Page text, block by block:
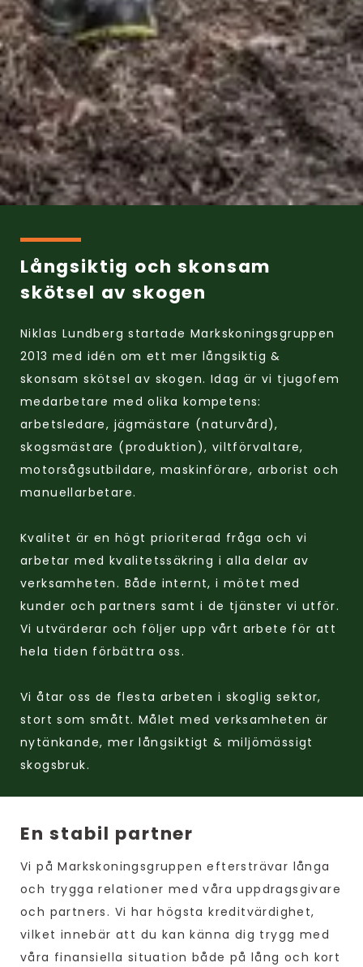
Långsiktig och skonsam
skötsel av skogen
Niklas Lundberg startade Markskoningsgruppen
2013 med idén om ett mer långsiktig &
skonsam skötsel av skogen. Idag är vi tjugofem
medarbetare med olika kompetens:
arbetsledare, jägmästare (naturvård),
skogsmästare (produktion), viltförvaltare,
motorsågsutbildare, maskinförare, arborist och
manuellarbetare.
Kvalitet är en högt prioriterad fråga och vi
arbetar med kvalitetssäkring i alla delar av
verksamheten. Både internt, i mötet med
kunder och partners samt i de tjänster vi utför.
Vi utvärderar och följer upp vårt arbete för att
hela tiden förbättra oss.
Vi åtar oss de flesta arbeten i skoglig sektor,
stort som smått. Målet med verksamheten är
nytänkande, mer långsiktigt & miljömässigt
skogsbruk.
En stabil partner
Vi på Markskoningsgruppen eftersträvar långa
och trygga relationer med våra uppdragsgivare
och partners. Vi har högsta kreditvärdighet,
vilket innebär att du kan känna dig trygg med
våra finansiella situation både på lång och kort